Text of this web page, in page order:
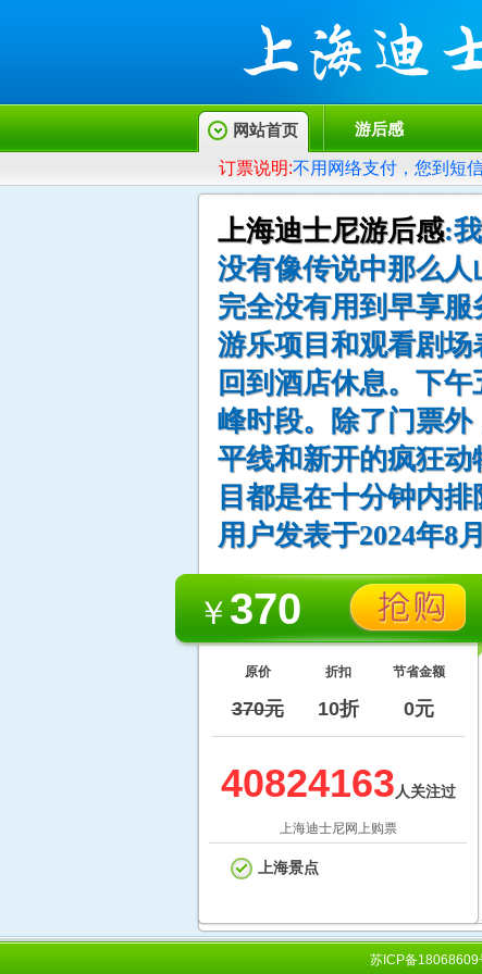
网站首页 游后感
订票说明:不用网络支付，您到短
上海迪士尼游后感:
没有像传说中那么人
完全没有用到早享
游乐项目和观看剧
回到酒店休息。下
峰时段。除了门票
平线和新开的疯狂
目都是在十分钟内
用户发表于2024年8
￥370
原价 折扣 节省金额
370元 10折 0元
40824163 人关注过
上海迪士尼网上购票
上海景点
苏ICP备18068609